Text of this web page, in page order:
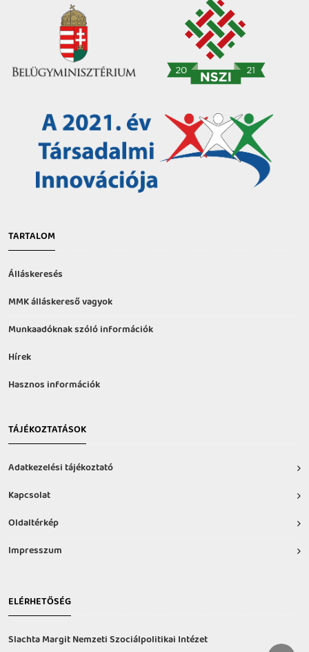
TARTALOM
Álláskeresés
MMK álláskereső vagyok
Munkaadóknak szóló információk
Hírek
Hasznos információk
TÁJÉKOZTATÁSOK
Adatkezelési tájékoztató
Kapcsolat
Oldaltérkép
Impresszum
ELÉRHETŐSÉG
Slachta Margit Nemzeti Szociálpolitikai Intézet